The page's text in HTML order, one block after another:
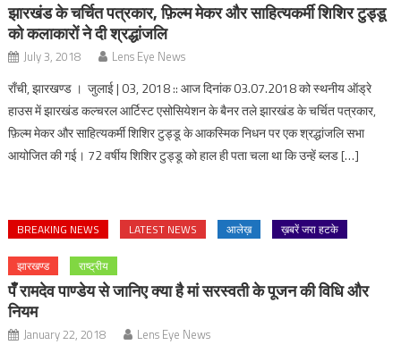
झारखंड के चर्चित पत्रकार, फ़िल्म मेकर और साहित्यकर्मी शिशिर टुड्डू
को कलाकारों ने दी श्रद्धांजलि
July 3, 2018 Lens Eye News
राँची, झारखण्ड । जुलाई | 03, 2018 :: आज दिनांक 03.07.2018 को स्थनीय ऑड्रे
हाउस में झारखंड कल्चरल आर्टिस्ट एसोसियेशन के बैनर तले झारखंड के चर्चित पत्रकार,
फ़िल्म मेकर और साहित्यकर्मी शिशिर टुड्डू के आकस्मिक निधन पर एक श्रद्धांजलि सभा
आयोजित की गई। 72 वर्षीय शिशिर टुड्डू को हाल ही पता चला था कि उन्हें ब्लड […]
BREAKING NEWS LATEST NEWS आलेख़ ख़बरें जरा हटके
झारखण्ड राष्ट्रीय
पँँ रामदेव पाण्डेय से जानिए क्या है मां सरस्वती के पूजन की विधि और
नियम
January 22, 2018 Lens Eye News